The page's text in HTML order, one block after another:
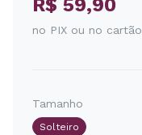
R$ 59,90
no PIX ou no cartão
Tamanho
Solteiro